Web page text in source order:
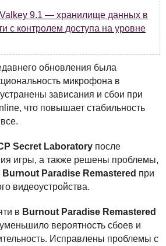
9.1 — хранилище данных в
с контролем доступа на уровне
обновления была
микрофона в
зависания и сбои при
что повышает стабильность
Secret Laboratory после
игры, а также решены проблемы,
Burnout Paradise Remastered при
видеоустройства.
в Burnout Paradise Remastered
вероятность сбоев и
Исправлены проблемы с